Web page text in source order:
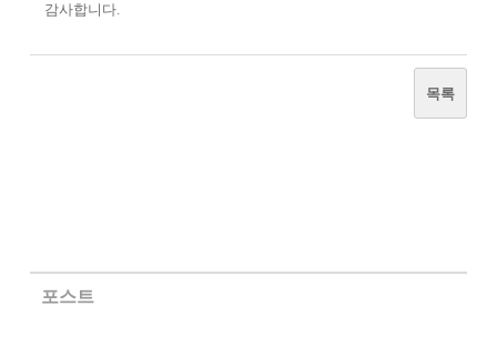
감사합니다.
목록
포스트